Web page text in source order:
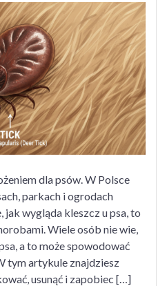
wygląda
kleszcz
u
psa?
dla psów. W Polsce
parkach i ogrodach
jak wygląda kleszcz u psa, to
Wiele osób nie wie,
a to może spowodować
tym artykule znajdziesz
usunąć i zapobiec […]